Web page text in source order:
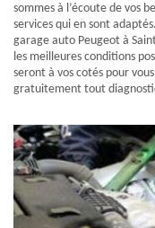
sommes à l’écoute de vos
services qui en sont
garage auto Peugeot à
les meilleures conditions
seront à vos cotés pour
gratuitement tout